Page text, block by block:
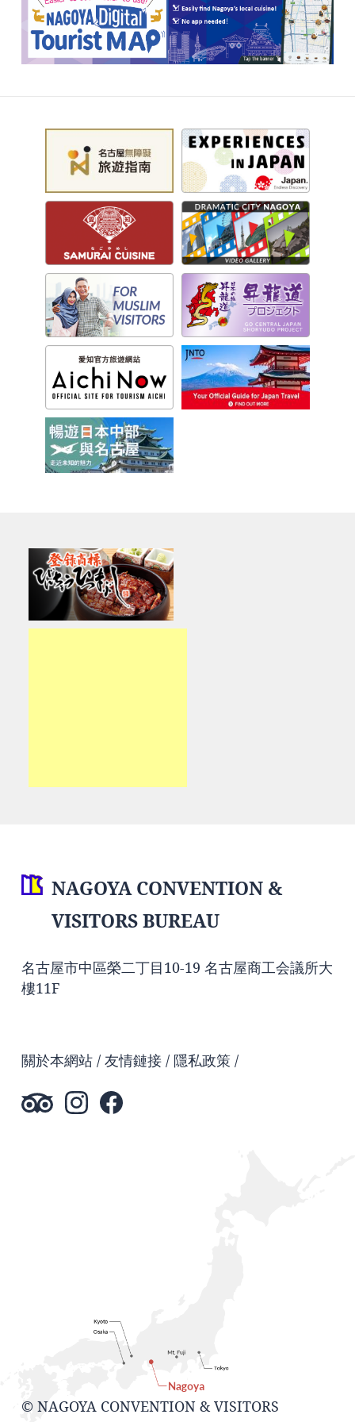
NAGOYA CONVENTION &
VISITORS BUREAU
名古屋市中區榮二丁目10-19 名古屋商工会議所大
樓11F
關於本網站 友情鏈接 隱私政策
© NAGOYA CONVENTION & VISITORS